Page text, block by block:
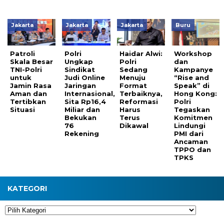
Jakarta
Patroli
Skala Besar
TNI-Polri
untuk
Jamin Rasa
Aman dan
Tertibkan
Situasi
Jakarta
Polri
Ungkap
Sindikat
Judi Online
Jaringan
Internasional,
Sita Rp16,4
Miliar dan
Bekukan
76
Rekening
Jakarta
Haidar Alwi:
Polri
Sedang
Menuju
Format
Terbaiknya,
Reformasi
Harus
Terus
Dikawal
Buru
Workshop
dan
Kampanye
“Rise and
Speak” di
Hong Kong:
Polri
Tegaskan
Komitmen
Lindungi
PMI dari
Ancaman
TPPO dan
TPKS
KATEGORI
Kategori